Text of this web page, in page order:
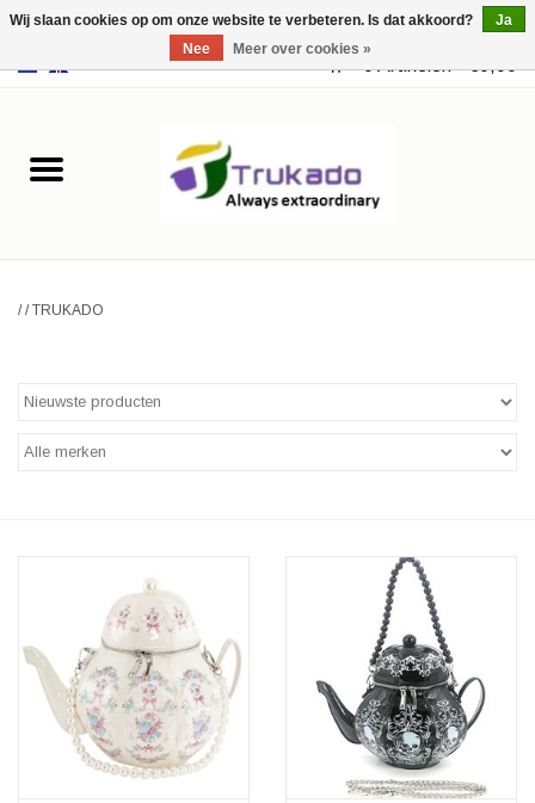
USD 0 Artikelen - €0,00
Leer
Merchandise
Gothic Steampunk
Veronese Design
Giftware & Lifestyle &
Collectables
Bezoek ons
//TRUKADO
Wij slaan cookies op om onze website te verbeteren. Is dat akkoord?
Ja
Nee
Meer over cookies »